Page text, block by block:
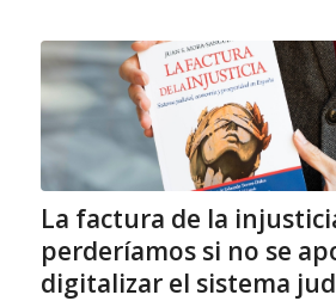
La factura de la
perderíamos si no se
digitalizar el sistema